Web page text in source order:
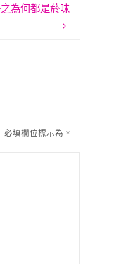
為何都是菸味
必填欄位標示為 *